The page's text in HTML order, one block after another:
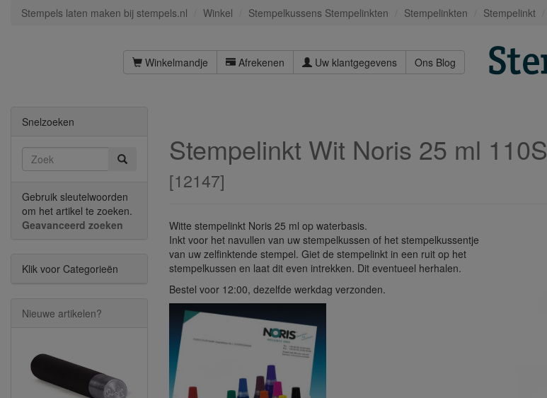
Stempels laten maken bij stempels.nl Winkel Stempelkussens Stempelinkten Stempelinkten Stempelinkt
Winkelmandje Afrekenen Uw klantgegevens Ons Blog
Stempelinkt Wit Noris 25 ml 110S
[12147]
Witte stempelinkt Noris 25 ml op waterbasis.
Inkt voor het navullen van uw stempelkussen of het stempelkussentje
van uw zelfinktende stempel. Giet de stempelinkt in een ruit op het
stempelkussen en laat dit even intrekken. Dit eventueel herhalen.
Bestel voor 12:00, dezelfde werkdag verzonden.
Snelzoeken
Gebruik sleutelwoorden
om het artikel te zoeken.
Geavanceerd zoeken
Klik voor Categorieën
Nieuwe artikelen?